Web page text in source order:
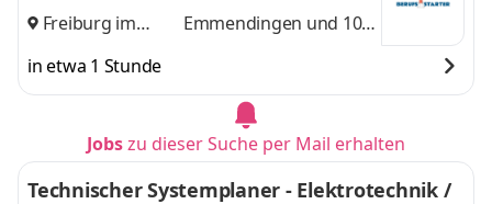
Freiburg im
Emmendingen und 10
in etwa 1 Stunde
Jobszu dieser Suche per Mail erhalten
Technischer Systemplaner - Elektrotechnik /